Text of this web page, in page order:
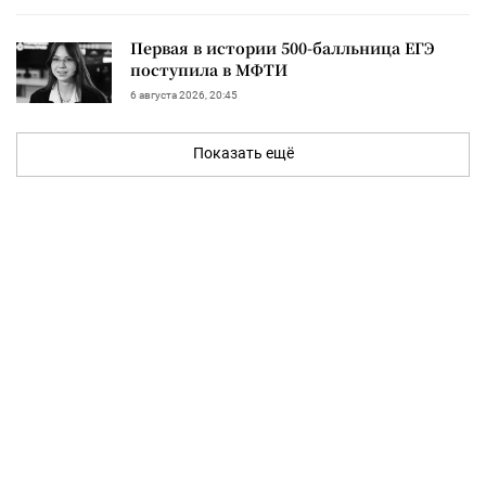
Первая в истории 500-балльница ЕГЭ
поступила в МФТИ
6 августа 2026, 20:45
Показать ещё